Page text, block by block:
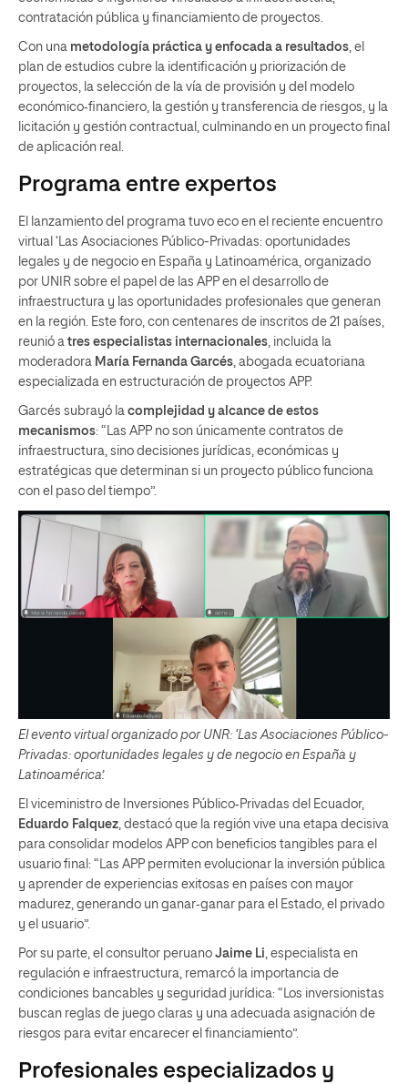
contratación pública y financiamiento de proyectos.
Con una metodología práctica y enfocada a resultados , el
plan de estudios cubre la identificación y priorización de
proyectos, la selección de la vía de provisión y del modelo
económico‑financiero, la gestión y transferencia de riesgos, y la
licitación y gestión contractual, culminando en un proyecto final
de aplicación real.
Programa entre expertos
El lanzamiento del programa tuvo eco en el reciente encuentro
virtual ‘Las Asociaciones Público-Privadas: oportunidades
legales y de negocio en España y Latinoamérica, organizado
por UNIR sobre el papel de las APP en el desarrollo de
infraestructura y las oportunidades profesionales que generan
en la región. Este foro, con centenares de inscritos de 21 países,
reunió a tres especialistas internacionales , incluida la
moderadora María Fernanda Garcés , abogada ecuatoriana
especializada en estructuración de proyectos APP.
Garcés subrayó la complejidad y alcance de estos
mecanismos: “Las APP no son únicamente contratos de
infraestructura, sino decisiones jurídicas, económicas y
estratégicas que determinan si un proyecto público funciona
con el paso del tiempo”.
El evento virtual organizado por UNR: ‘Las Asociaciones Público-
Privadas: oportunidades legales y de negocio en España y
Latinoamérica’.
El viceministro de Inversiones Público‑Privadas del Ecuador,
Eduardo Falquez, destacó que la región vive una etapa decisiva
para consolidar modelos APP con beneficios tangibles para el
usuario final: “Las APP permiten evolucionar la inversión pública
y aprender de experiencias exitosas en países con mayor
madurez, generando un ganar‑ganar para el Estado, el privado
y el usuario”.
Por su parte, el consultor peruano Jaime Li, especialista en
regulación e infraestructura, remarcó la importancia de
condiciones bancables y seguridad jurídica: “Los inversionistas
buscan reglas de juego claras y una adecuada asignación de
riesgos para evitar encarecer el financiamiento”.
Profesionales especializados y